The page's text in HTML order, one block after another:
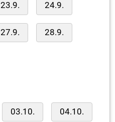
23.9. 24.9.
27.9. 28.9.
03.10. 04.10.